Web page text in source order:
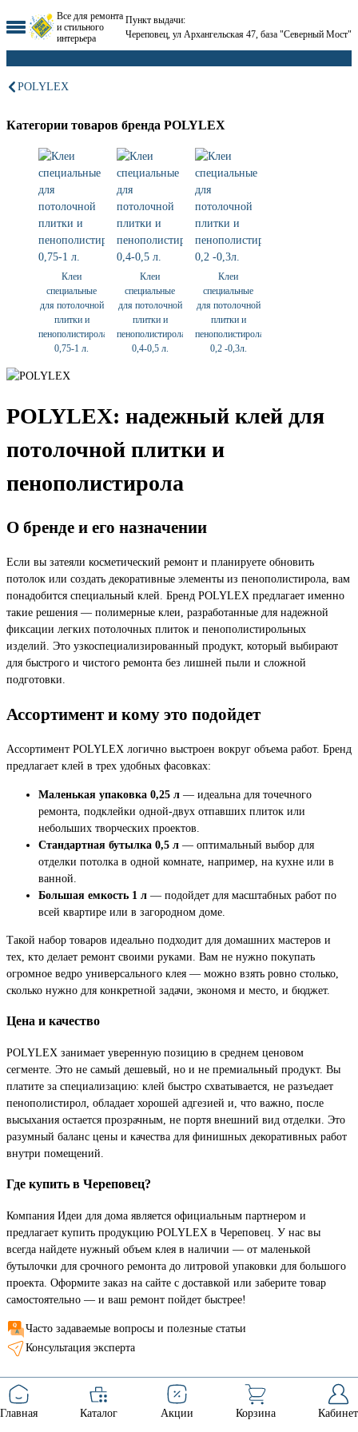
Все для ремонта
и стильного
интерьера
Пункт выдачи:
Череповец, ул Архангельская 47, база "Северный Мост"
POLYLEX
Категории товаров бренда POLYLEX
Клеи
специальные
для потолочной
плитки и
пенополистирола
0,75-1 л.
Клеи
специальные
для потолочной
плитки и
пенополистирола
0,4-0,5 л.
Клеи
специальные
для потолочной
плитки и
пенополистирола
0,2 -0,3л.
POLYLEX: надежный клей для
потолочной плитки и
пенополистирола
О бренде и его назначении
Если вы затеяли косметический ремонт и планируете обновить
потолок или создать декоративные элементы из пенополистирола, вам
понадобится специальный клей. Бренд POLYLEX предлагает именно
такие решения — полимерные клеи, разработанные для надежной
фиксации легких потолочных плиток и пенополистирольных
изделий. Это узкоспециализированный продукт, который выбирают
для быстрого и чистого ремонта без лишней пыли и сложной
подготовки.
Ассортимент и кому это подойдет
Ассортимент POLYLEX логично выстроен вокруг объема работ. Бренд
предлагает клей в трех удобных фасовках:
Маленькая упаковка 0,25 л — идеальна для точечного
ремонта, подклейки одной-двух отпавших плиток или
небольших творческих проектов.
Стандартная бутылка 0,5 л — оптимальный выбор для
отделки потолка в одной комнате, например, на кухне или в
ванной.
Большая емкость 1 л — подойдет для масштабных работ по
всей квартире или в загородном доме.
Такой набор товаров идеально подходит для домашних мастеров и
тех, кто делает ремонт своими руками. Вам не нужно покупать
огромное ведро универсального клея — можно взять ровно столько,
сколько нужно для конкретной задачи, экономя и место, и бюджет.
Цена и качество
POLYLEX занимает уверенную позицию в среднем ценовом
сегменте. Это не самый дешевый, но и не премиальный продукт. Вы
платите за специализацию: клей быстро схватывается, не разъедает
пенополистирол, обладает хорошей адгезией и, что важно, после
высыхания остается прозрачным, не портя внешний вид отделки. Это
разумный баланс цены и качества для финишных декоративных работ
внутри помещений.
Где купить в Череповец?
Компания Идеи для дома является официальным партнером и
предлагает купить продукцию POLYLEX в Череповец. У нас вы
всегда найдете нужный объем клея в наличии — от маленькой
бутылочки для срочного ремонта до литровой упаковки для большого
проекта. Оформите заказ на сайте с доставкой или заберите товар
самостоятельно — и ваш ремонт пойдет быстрее!
Часто задаваемые вопросы и полезные статьи
Консультация эксперта
Главная Каталог Акции Корзина Кабинет